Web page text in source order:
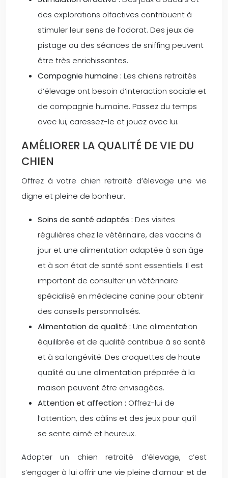
des explorations olfactives contribuent à
stimuler leur sens de l’odorat. Des jeux de
pistage ou des séances de sniffing peuvent
être très enrichissantes.
Compagnie humaine : Les chiens retraités
d’élevage ont besoin d’interaction sociale et
de compagnie humaine. Passez du temps
avec lui, caressez-le et jouez avec lui.
AMÉLIORER LA QUALITÉ DE VIE DU
CHIEN
Offrez à votre chien retraité d’élevage une vie
digne et pleine de bonheur.
Soins de santé adaptés : Des visites
régulières chez le vétérinaire, des vaccins à
jour et une alimentation adaptée à son âge
et à son état de santé sont essentiels. Il est
important de consulter un vétérinaire
spécialisé en médecine canine pour obtenir
des conseils personnalisés.
Alimentation de qualité : Une alimentation
équilibrée et de qualité contribue à sa santé
et à sa longévité. Des croquettes de haute
qualité ou une alimentation préparée à la
maison peuvent être envisagées.
Attention et affection : Offrez-lui de
l’attention, des câlins et des jeux pour qu’il
se sente aimé et heureux.
Adopter un chien retraité d’élevage, c’est
s’engager à lui offrir une vie pleine d’amour et de